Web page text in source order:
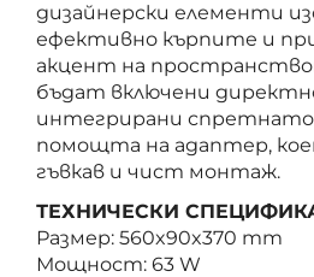
дизайнерски елементи
ефективно кърпите и
акцент на
бъдат включени
интегрирани
помощта на адаптер,
гъвкав и чист монтаж.
ТЕХНИЧЕСКИ
Размер: 560x90x370 mm
Мощност: 63 W